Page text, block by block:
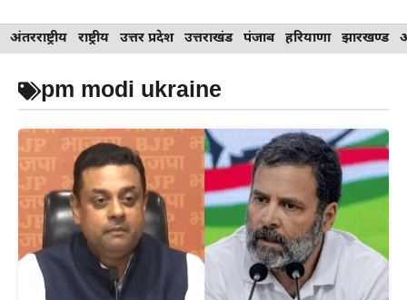
Skip
to
content
अंतरराष्ट्रीय राष्ट्रीय उत्तर प्रदेश उत्तराखंड पंजाब हरियाणा झारखण्ड
pm modi ukraine